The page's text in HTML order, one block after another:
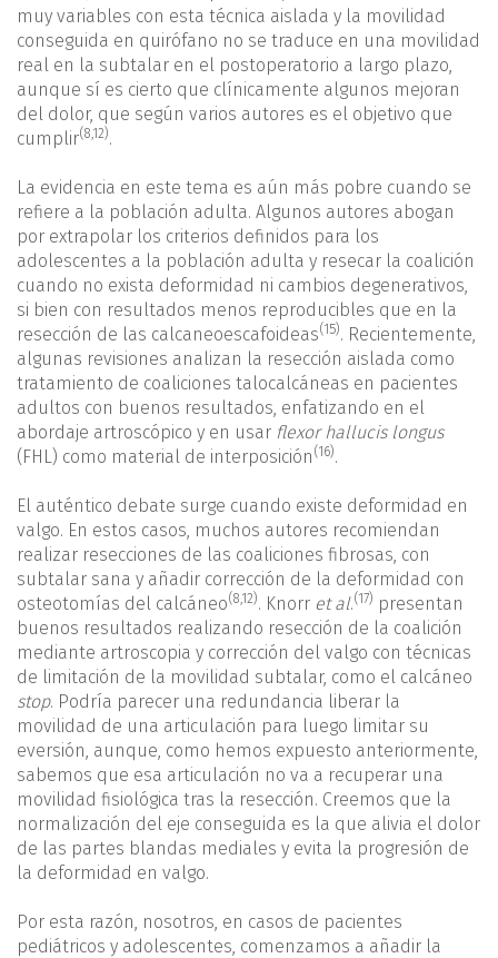
muy variables con esta técnica aislada y la movilidad
conseguida en quirófano no se traduce en una movilidad
real en la subtalar en el postoperatorio a largo plazo,
aunque sí es cierto que clínicamente algunos mejoran
del dolor, que según varios autores es el objetivo que
cumplir(8 12).
La evidencia en este tema es aún más pobre cuando se
refiere a la población adulta. Algunos autores abogan
por extrapolar los criterios definidos para los
adolescentes a la población adulta y resecar la coalición
cuando no exista deformidad ni cambios degenerativos,
si bien con resultados menos reproducibles que en la
resección de las calcaneoescafoideas(15). Recientemente,
algunas revisiones analizan la resección aislada como
tratamiento de coaliciones talocalcáneas en pacientes
adultos con buenos resultados, enfatizando en el
abordaje artroscópico y en usar flexor hallucis longus
(FHL) como material de interposición (16).
El auténtico debate surge cuando existe deformidad en
valgo. En estos casos, muchos autores recomiendan
realizar resecciones de las coaliciones fibrosas, con
subtalar sana y añadir corrección de la deformidad con
osteotomías del calcáneo(8 12). Knorr et al.(17) presentan
buenos resultados realizando resección de la coalición
mediante artroscopia y corrección del valgo con técnicas
de limitación de la movilidad subtalar, como el calcáneo
stop. Podría parecer una redundancia liberar la
movilidad de una articulación para luego limitar su
eversión, aunque, como hemos expuesto anteriormente,
sabemos que esa articulación no va a recuperar una
movilidad fisiológica tras la resección. Creemos que la
normalización del eje conseguida es la que alivia el dolor
de las partes blandas mediales y evita la progresión de
la deformidad en valgo.
Por esta razón, nosotros, en casos de pacientes
pediátricos y adolescentes, comenzamos a añadir la